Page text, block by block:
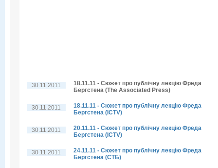
30.11.2011
18.11.11 - Сюжет про публічну лекцію Фреда
Бергстена (The Associated Press)
30.11.2011
18.11.11 - Сюжет про публічну лекцію Фреда
Бергстена (ICTV)
30.11.2011
20.11.11 - Сюжет про публічну лекцію Фреда
Бергстена (ICTV)
30.11.2011
24.11.11 - Сюжет про публічну лекцію Фреда
Бергстена (СТБ)